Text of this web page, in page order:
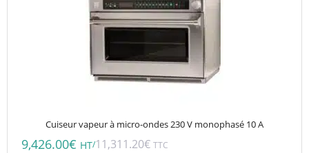
Cuiseur vapeur à micro-ondes 230 V monophasé 10 A
9,426.00€ HT/11,311.20€ TTC